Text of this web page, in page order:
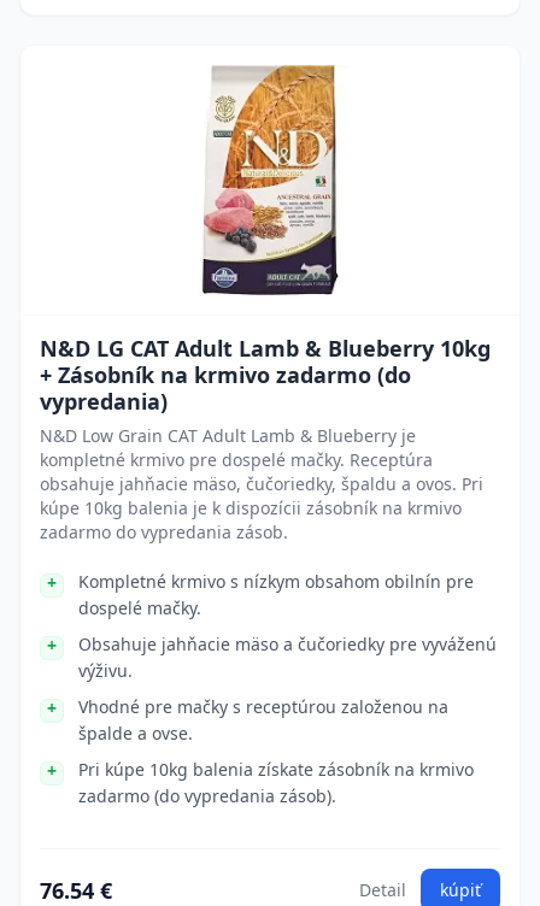
N&D LG CAT Adult Lamb & Blueberry 10kg
+ Zásobník na krmivo zadarmo (do
vypredania)
N&D Low Grain CAT Adult Lamb & Blueberry je
kompletné krmivo pre dospelé mačky. Receptúra
obsahuje jahňacie mäso, čučoriedky, špaldu a ovos. Pri
kúpe 10kg balenia je k dispozícii zásobník na krmivo
zadarmo do vypredania zásob.
Kompletné krmivo s nízkym obsahom obilnín pre
dospelé mačky.
Obsahuje jahňacie mäso a čučoriedky pre vyváženú
výživu.
Vhodné pre mačky s receptúrou založenou na
špalde a ovse.
Pri kúpe 10kg balenia získate zásobník na krmivo
zadarmo (do vypredania zásob).
76.54 € Detail kúpiť